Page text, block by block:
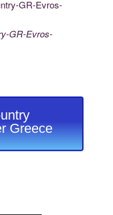
GR-Evros-
Greece